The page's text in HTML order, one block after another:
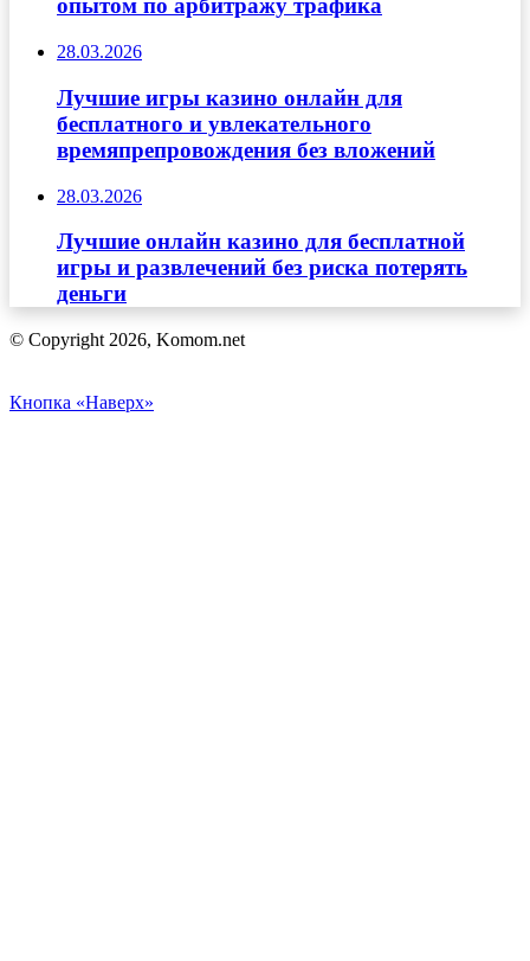
опытом по арбитражу трафика
28.03.2026
Лучшие игры казино онлайн для
бесплатного и увлекательного
времяпрепровождения без вложений
28.03.2026
Лучшие онлайн казино для бесплатной
игры и развлечений без риска потерять
деньги
© Copyright 2026, Komom.net
Кнопка «Наверх»